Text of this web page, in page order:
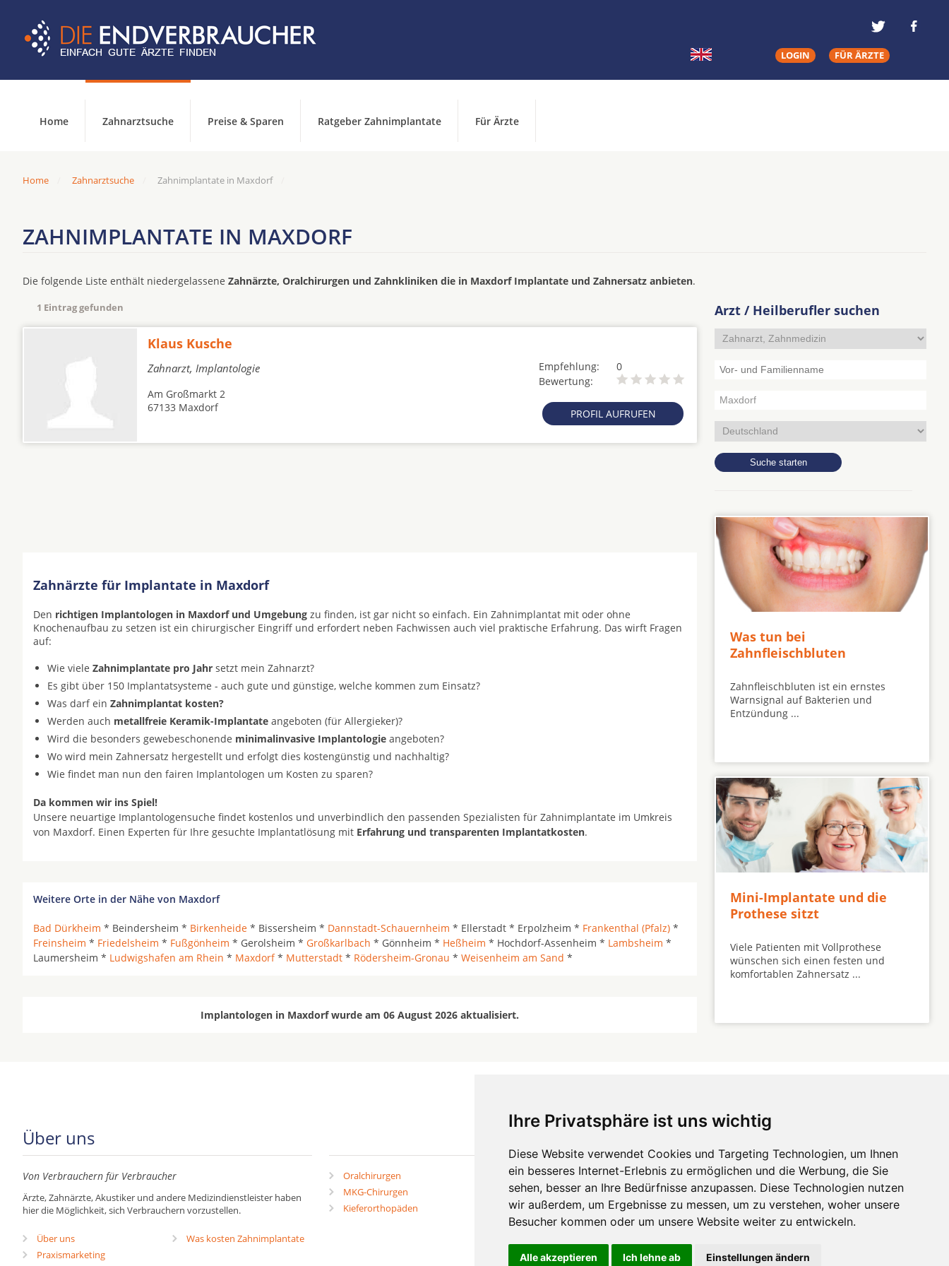
Ihre Privatsphäre ist uns wichtig
Diese Website verwendet Cookies und Targeting Technologien, um Ihnen
ein besseres Internet-Erlebnis zu ermöglichen und die Werbung, die Sie
sehen, besser an Ihre Bedürfnisse anzupassen. Diese Technologien nutzen
wir außerdem, um Ergebnisse zu messen, um zu verstehen, woher unsere
Besucher kommen oder um unsere Website weiter zu entwickeln.
Alle akzeptieren Ich lehne ab Einstellungen ändern
LOGIN FÜR ÄRZTE
Home Zahnarztsuche Preise & Sparen Ratgeber Zahnimplantate Für Ärzte
Home Zahnarztsuche Zahnimplantate in Maxdorf
ZAHNIMPLANTATE IN MAXDORF
Die folgende Liste enthält niedergelassene Zahnärzte, Oralchirurgen und Zahnkliniken die in Maxdorf Implantate und Zahnersatz anbieten.
1 Eintrag gefunden
Klaus Kusche
Zahnarzt, Implantologie Empfehlung:
0
Bewertung:
PROFIL AUFRUFEN
Am Großmarkt 2
67133 Maxdorf
Zahnärzte für Implantate in Maxdorf
Den richtigen Implantologen in Maxdorf und Umgebung zu finden, ist gar nicht so einfach. Ein Zahnimplantat mit oder ohne
Knochenaufbau zu setzen ist ein chirurgischer Eingriff und erfordert neben Fachwissen auch viel praktische Erfahrung. Das wirft Fragen
auf:
Wie viele Zahnimplantate pro Jahr setzt mein Zahnarzt?
Es gibt über 150 Implantatsysteme - auch gute und günstige, welche kommen zum Einsatz?
Was darf ein Zahnimplantat kosten?
Werden auch metallfreie Keramik-Implantate angeboten (für Allergieker)?
Wird die besonders gewebeschonende minimalinvasive Implantologie angeboten?
Wo wird mein Zahnersatz hergestellt und erfolgt dies kostengünstig und nachhaltig?
Wie findet man nun den fairen Implantologen um Kosten zu sparen?
Da kommen wir ins Spiel!
Unsere neuartige Implantologensuche findet kostenlos und unverbindlich den passenden Spezialisten für Zahnimplantate im Umkreis
von Maxdorf. Einen Experten für Ihre gesuchte Implantatlösung mit Erfahrung und transparenten Implantatkosten.
Weitere Orte in der Nähe von Maxdorf
Bad Dürkheim * Beindersheim * Birkenheide * Bissersheim * Dannstadt-Schauernheim * Ellerstadt * Erpolzheim * Frankenthal (Pfalz) *
Freinsheim * Friedelsheim * Fußgönheim * Gerolsheim * Großkarlbach * Gönnheim * Heßheim * Hochdorf-Assenheim * Lambsheim *
Laumersheim * Ludwigshafen am Rhein * Maxdorf* Mutterstadt * Rödersheim-Gronau * Weisenheim am Sand *
Implantologen in Maxdorf wurde am 06 August 2026 aktualisiert.
Arzt / Heilberufler suchen
Was tun bei
Zahnfleischbluten
Zahnfleischbluten ist ein ernstes
Warnsignal auf Bakterien und
Entzündung ...
Mini-Implantate und die
Prothese sitzt
Viele Patienten mit Vollprothese
wünschen sich einen festen und
komfortablen Zahnersatz ...
Über uns
Von Verbrauchern für Verbraucher
Ärzte, Zahnärzte, Akustiker und andere Medizindienstleister haben
hier die Möglichkeit, sich Verbrauchern vorzustellen.
Über uns
Praxismarketing
Was kosten Zahnimplantate
mehr ...
Oralchirurgen
MKG-Chirurgen
Kieferorthopäden
Zahnärzte in Städten
Zahnärzte in Stadtteilen
Hörgeräte
Zahnarztsuche
die-
zahnarztempfehlung.com
die-endverbraucher.com